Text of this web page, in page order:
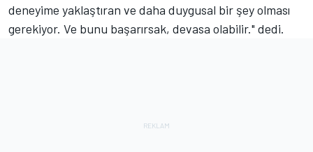
deneyime yaklaştıran ve daha duygusal bir şey olması
gerekiyor. Ve bunu başarırsak, devasa olabilir." dedi.